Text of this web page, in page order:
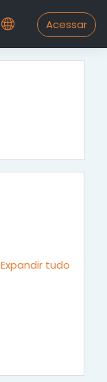
Acessar
Expandir tudo